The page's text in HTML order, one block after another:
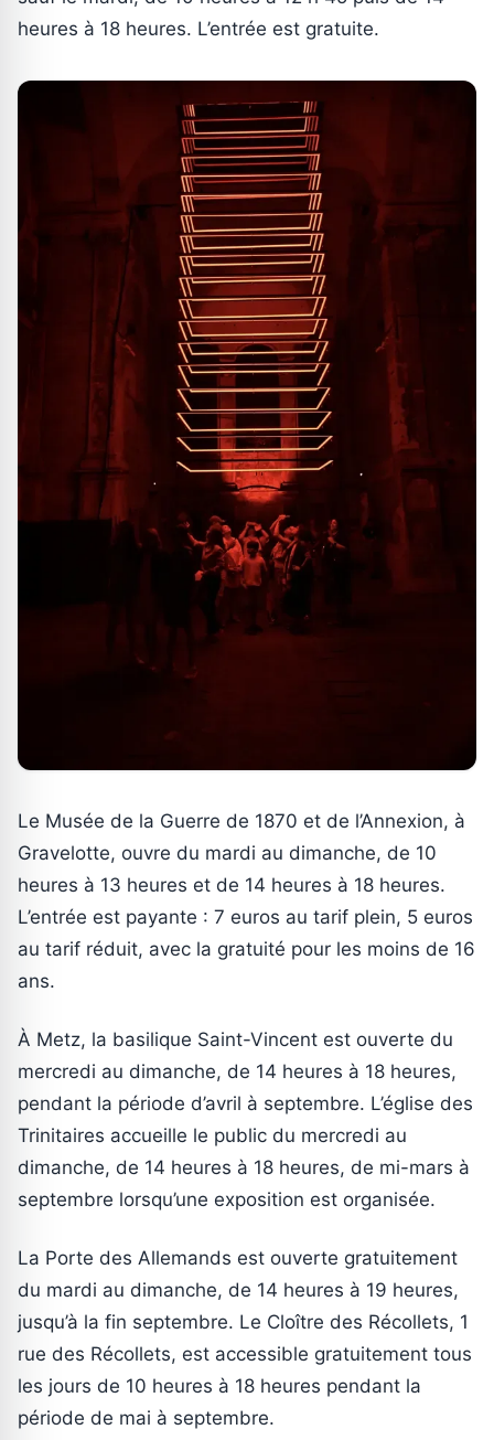
heures à 18 heures. L’entrée est gratuite.
Le Musée de la Guerre de 1870 et de l’Annexion, à
Gravelotte, ouvre du mardi au dimanche, de 10
heures à 13 heures et de 14 heures à 18 heures.
L’entrée est payante : 7 euros au tarif plein, 5 euros
au tarif réduit, avec la gratuité pour les moins de 16
ans.
À Metz, la basilique Saint-Vincent est ouverte du
mercredi au dimanche, de 14 heures à 18 heures,
pendant la période d’avril à septembre. L’église des
Trinitaires accueille le public du mercredi au
dimanche, de 14 heures à 18 heures, de mi-mars à
septembre lorsqu’une exposition est organisée.
La Porte des Allemands est ouverte gratuitement
du mardi au dimanche, de 14 heures à 19 heures,
jusqu’à la fin septembre. Le Cloître des Récollets, 1
rue des Récollets, est accessible gratuitement tous
les jours de 10 heures à 18 heures pendant la
période de mai à septembre.